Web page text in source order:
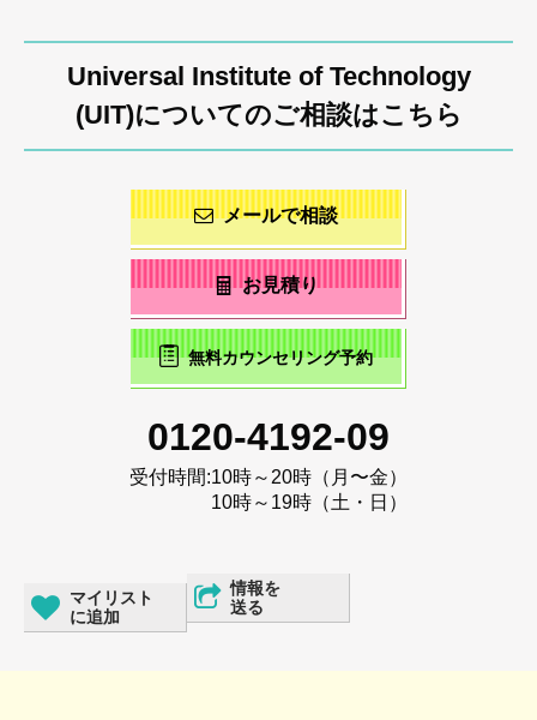
Universal Institute of Technology
(UIT)についてのご相談はこちら
メールで相談
お見積り
無料カウンセリング予約
0120-4192-09
受付時間:10時～20時（月〜金）
10時～19時（土・日）
マイリスト
に追加
情報を
送る